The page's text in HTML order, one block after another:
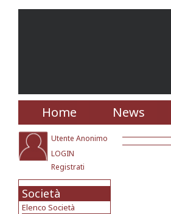
Home News
Utente Anonimo
LOGIN
Registrati
Società
Elenco Società